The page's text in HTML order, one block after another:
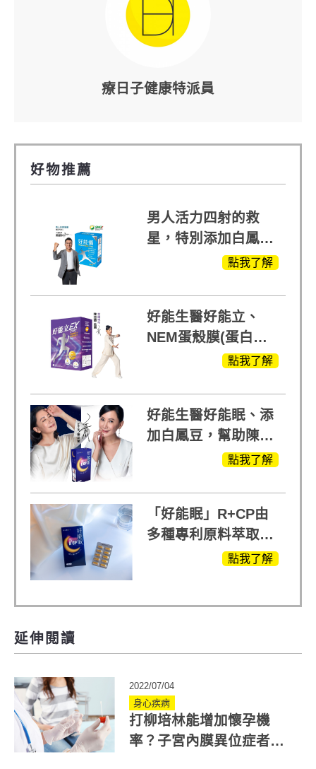
療日子健康特派員
好物推薦
男人活力四射的救
星，特別添加白鳳豆
萃取 五色瑪卡點我了解
好能生醫好能立、
NEM蛋殼膜(蛋白聚
醣)關鍵配方，厲害其
點我了解
好能生醫好能眠、添
加白鳳豆，幫助陳亞
蘭入睡的力量點我了解
「好能眠」R+CP由
多種專利原料萃取、
白鳳豆、羅布麻、西
點我了解
延伸閱讀
2022/07/04
身心疾病
打柳培林能增加懷孕機
率？子宮內膜異位症者想